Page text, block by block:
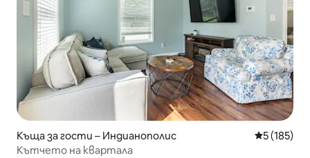
Къща за гости – Индианополис Средна
5 (185)
Кътчето на квартала